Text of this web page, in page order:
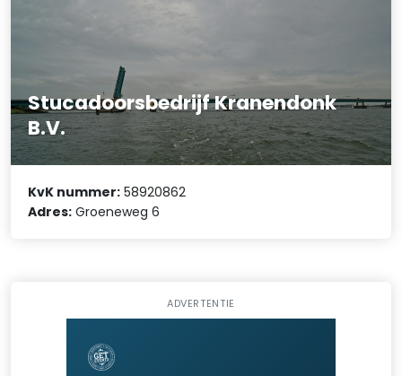
Stucadoorsbedrijf Kranendonk
B.V.
KvK nummer: 58920862
Adres: Groeneweg 6
ADVERTENTIE